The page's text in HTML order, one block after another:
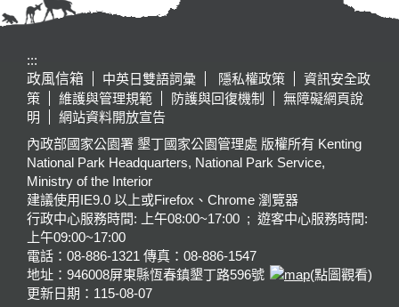
:::
政風信箱
中英日雙語詞彙 隱私權政策
資訊安全政
策
維護與管理規範 防護與回復機制
無障礙網頁說
明
網站資料開放宣告
內政部國家公園署 墾丁國家公園管理處 版權所有 Kenting
National Park Headquarters, National Park Service,
Ministry of the Interior
建議使用IE9.0 以上或Firefox、Chrome 瀏覽器
行政中心服務時間: 上午08:00~17:00 ; 遊客中心服務時間:
上午09:00~17:00
電話：08-886-1321 傳真：08-886-1547
地址：946008屏東縣恆春鎮墾丁路596號
(點圖觀看)
更新日期： 115-08-07